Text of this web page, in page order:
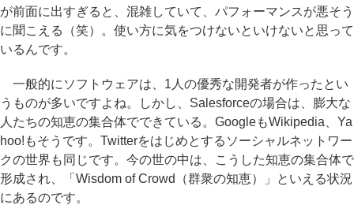
が前面に出すぎると、混雑していて、パフォーマンスが悪そう
に聞こえる（笑）。使い方に気をつけないといけないと思って
いるんです。
一般的にソフトウェアは、1人の優秀な開発者が作ったとい
うものが多いですよね。しかし、Salesforceの場合は、膨大な
人たちの知恵の集合体でできている。GoogleもWikipedia、Ya
hoo!もそうです。Twitterをはじめとするソーシャルネットワー
クの世界も同じです。今の世の中は、こうした知恵の集合体で
形成され、「Wisdom of Crowd（群衆の知恵）」といえる状況
にあるのです。